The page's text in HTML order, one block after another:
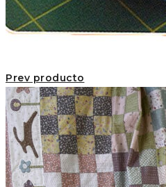
Prev producto